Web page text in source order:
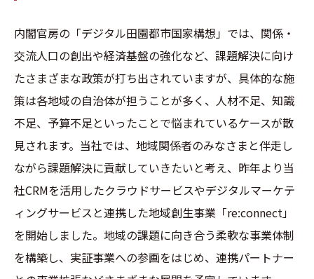
内閣官房の「デジタル田園都市国家構想」では、関係・
交流人口の創出や経済基盤の強化など、課題解決に向け
たさまざまな政策が打ち出されていますが、具体的な施
策は各地域の自治体が担うことが多く、人材不足、知識
不足、予算不足といったことで悩まれているケースが散
見されます。当社では、地域関係者のみなさまと伴走し
ながら課題解決に貢献していきたいと考え、昨年より当
社CRMを活用したクラウドサービスやデジタルマーケテ
ィングサービスと連携した地域創生事業「re:connect」
を開始しました。地域の課題に向き合う柔軟な事業体制
を構築し、実証事業への参画をはじめ、連携パートナー